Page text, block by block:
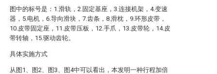
图中的标号是：1.滑轨，2.固定基座，3.连接机架，4.变速
器，5.电机，6.导向滑块，7.齿条，8.滑枕，9.环形皮带，
10.皮带固定座，11.皮带压板，12.手爪，13.皮带轮，14.皮
带转轴，15.驱动齿轮。
具体实施方式
从图1、图2、图3、图4中可以看出，本发明一种行程加倍